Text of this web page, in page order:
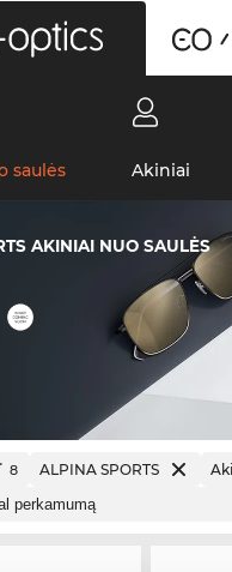
saulės Akiniai
AKINIAI NUO SAULĖS
8 ALPINA SPORTS